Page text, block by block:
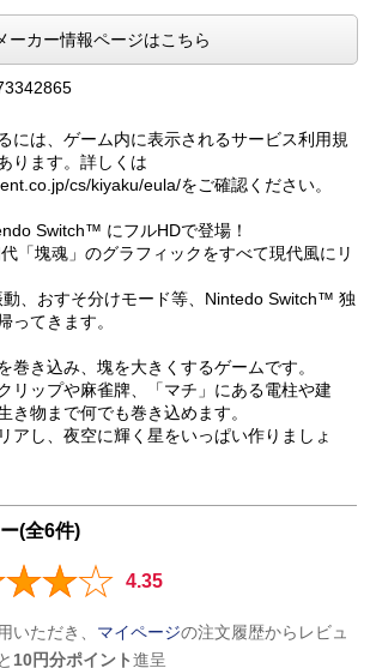
ーカー情報ページはこちら
には、ゲーム内に表示されるサービス利用規
ります。詳しくは
cs/kiyaku/eula/をご確認ください。
Switch™ にフルHDで登場！
「塊魂」のグラフィックをすべて現代風にリ
動、おすそ分けモード等、Nintedo Switch™ 独
ってきます。
巻き込み、塊を大きくするゲームです。
リップや麻雀牌、「マチ」にある電柱や建
き物まで何でも巻き込めます。
アし、夜空に輝く星をいっぱい作りましょ
(全6件)
4.35
いただき、 マイページの注文履歴からレビュ
10円分ポイント進呈